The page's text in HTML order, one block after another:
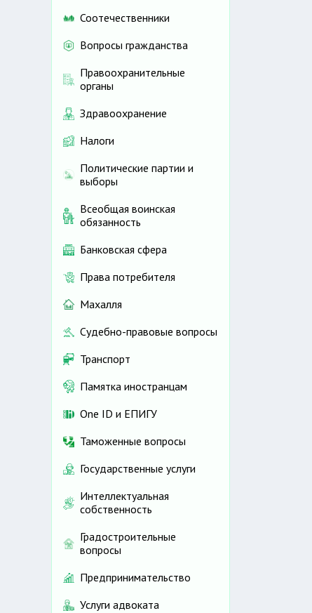
Соотечественники
Вопросы гражданства
Правоохранительные
органы
Здравоохранение
Налоги
Политические партии и
выборы
Всеобщая воинская
обязанность
Банковская сфера
Права потребителя
Махалля
Судебно-правовые вопросы
Транспорт
Памятка иностранцам
One ID и ЕПИГУ
Таможенные вопросы
Государственные услуги
Интеллектуальная
собственность
Градостроительные
вопросы
Предпринимательство
Услуги адвоката